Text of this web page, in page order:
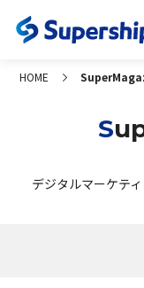
HOME
デジタルマーケテ